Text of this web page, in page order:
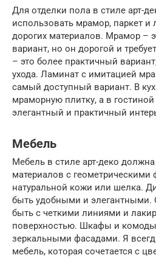
Для отделки пола в стиле арт-
использовать мрамор, паркет и
дорогих материалов. Мрамор –
вариант, но он дорогой и
– это более практичный
ухода. Ламинат с имитацией
самый доступный вариант. В
мраморную плитку, а в
элегантный и практичный
Мебель
Мебель в стиле арт-деко
материалов с
натуральной кожи или шелка.
быть удобными и
быть с четкими линиями и
поверхностью. Шкафы и
зеркальными фасадами. Я
мебель, которая сочетается с